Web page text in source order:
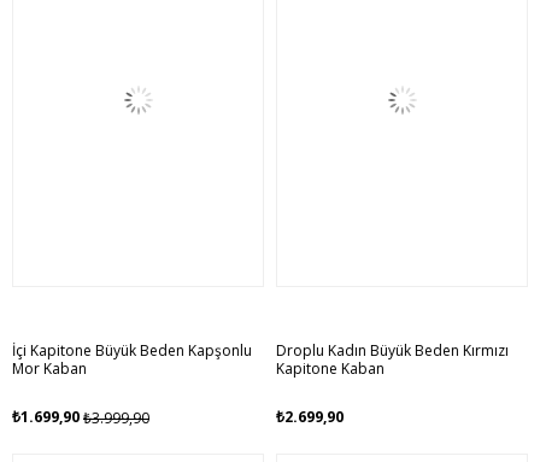
İçi Kapitone Büyük Beden Kapşonlu
Mor Kaban
₺1.699,90₺3.999,90
Droplu Kadın Büyük Beden Kırmızı
Kapitone Kaban
₺2.699,90